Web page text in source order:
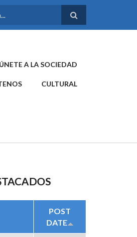
ÚNETE A LA SOCIEDAD
CULTURAL
POST
DATE